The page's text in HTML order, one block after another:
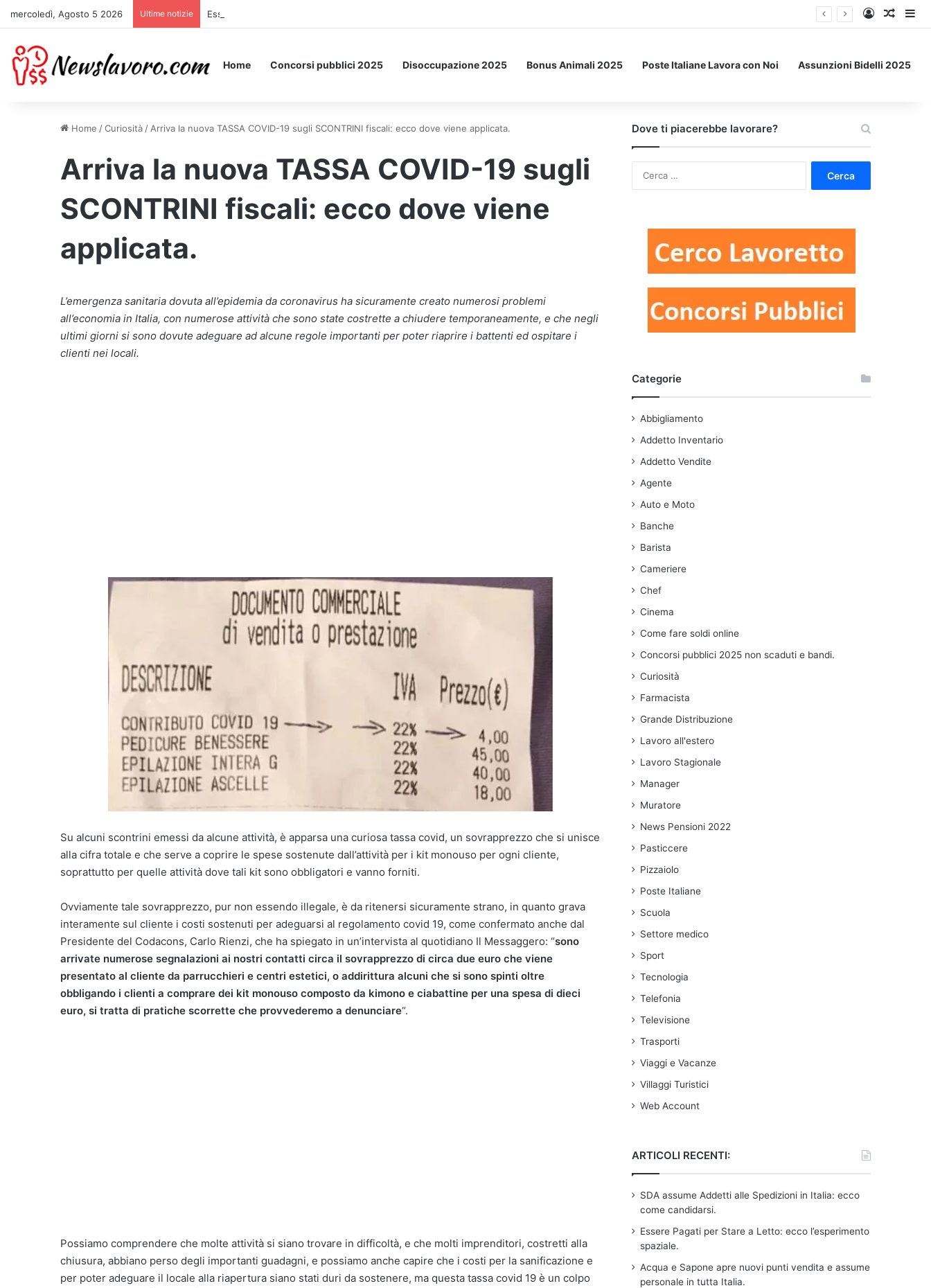
mercoledì, Agosto 5 2026 Ultime notizie Essere Pagati per Stare a Letto: ecco l’esperimento spaziale. Accedi
Un
Home Concorsi pubblici 2025 Disoccupazione 2025 Bonus Animali 2025 Poste Italiane Lavora con Noi Assunzioni Bidelli 2025
Home /Curiosità / Arriva la nuova TASSA COVID-19 sugli SCONTRINI fiscali: ecco dove viene applicata.
Arriva la nuova TASSA COVID-19 sugli
SCONTRINI fiscali: ecco dove viene
applicata.
L’emergenza sanitaria dovuta all’epidemia da coronavirus ha sicuramente creato numerosi problemi
all’economia in Italia, con numerose attività che sono state costrette a chiudere temporaneamente, e che negli
ultimi giorni si sono dovute adeguare ad alcune regole importanti per poter riaprire i battenti ed ospitare i
clienti nei locali.
Su alcuni scontrini emessi da alcune attività, è apparsa una curiosa tassa covid, un sovrapprezzo che si unisce
alla cifra totale e che serve a coprire le spese sostenute dall’attività per i kit monouso per ogni cliente,
soprattutto per quelle attività dove tali kit sono obbligatori e vanno forniti.
Ovviamente tale sovrapprezzo, pur non essendo illegale, è da ritenersi sicuramente strano, in quanto grava
interamente sul cliente i costi sostenuti per adeguarsi al regolamento covid 19, come confermato anche dal
Presidente del Codacons, Carlo Rienzi, che ha spiegato in un’intervista al quotidiano Il Messaggero: “sono
arrivate numerose segnalazioni ai nostri contatti circa il sovrapprezzo di circa due euro che viene
presentato al cliente da parrucchieri e centri estetici, o addirittura alcuni che si sono spinti oltre
obbligando i clienti a comprare dei kit monouso composto da kimono e ciabattine per una spesa di dieci
euro, si tratta di pratiche scorrette che provvederemo a denunciare“.
Possiamo comprendere che molte attività si siano trovare in difficoltà, e che molti imprenditori, costretti alla
chiusura, abbiano perso degli importanti guadagni, e possiamo anche capire che i costi per la sanificazione e
per poter adeguare il locale alla riapertura siano stati duri da sostenere, ma questa tassa covid 19 è un colpo
Dove ti piacerebbe lavorare?
Categorie
Abbigliamento
Addetto Inventario
Addetto Vendite
Agente
Auto e Moto
Banche
Barista
Cameriere
Chef
Cinema
Come fare soldi online
Concorsi pubblici 2025 non scaduti e bandi.
Curiosità
Farmacista
Grande Distribuzione
Lavoro all'estero
Lavoro Stagionale
Manager
Muratore
News Pensioni 2022
Pasticcere
Pizzaiolo
Poste Italiane
Scuola
Settore medico
Sport
Tecnologia
Telefonia
Televisione
Trasporti
Viaggi e Vacanze
Villaggi Turistici
Web Account
ARTICOLI RECENTI:
SDA assume Addetti alle Spedizioni in Italia: ecco
come candidarsi.
Essere Pagati per Stare a Letto: ecco l’esperimento
spaziale.
Acqua e Sapone apre nuovi punti vendita e assume
personale in tutta Italia.